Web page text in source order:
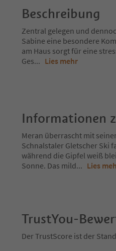
Beschreibung
Zentral gelegen und
Sabine eine besondere
am Haus sorgt für eine
Ges... Lies mehr
Informationen
Meran überrascht mit
Schnalstaler Gletscher Ski
während die Gipfel weiß
Sonne. Das mild... Lies
TrustYou-
Der TrustScore ist der